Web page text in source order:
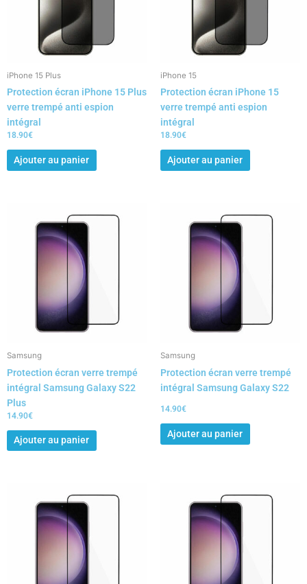
iPhone 15 Plus
Protection écran iPhone 15 Plus
verre trempé anti espion
intégral
18.90€
Ajouter au panier
iPhone 15
Protection écran iPhone 15
verre trempé anti espion
intégral
18.90€
Ajouter au panier
Samsung
Protection écran verre trempé
intégral Samsung Galaxy S22
Plus
14.90€
Ajouter au panier
Samsung
Protection écran verre trempé
intégral Samsung Galaxy S22
14.90€
Ajouter au panier